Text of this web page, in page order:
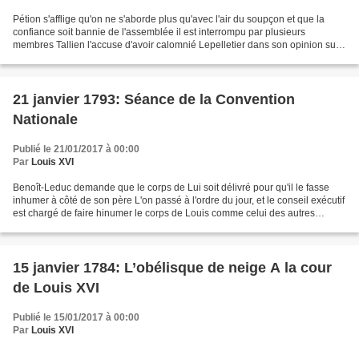
Pétion s'afflige qu'on ne s'aborde plus qu'avec l'air du soupçon et que la
confiance soit bannie de l'assemblée il est interrompu par plusieurs
membres Tallien l'accuse d'avoir calomnié Lepelletier dans son opinion sur
21 janvier 1793: Séance de la Convention
Nationale
Publié le 21/01/2017 à 00:00
Par Louis XVI
Benoît-Leduc demande que le corps de Lui soit délivré pour qu'il le fasse
inhumer à côté de son père L'on passé à l'ordre du jour, et le conseil exécutif
est chargé de faire hinumer le corps de Louis comme celui des autres
15 janvier 1784: L’obélisque de neige A la cour
de Louis XVI
Publié le 15/01/2017 à 00:00
Par Louis XVI